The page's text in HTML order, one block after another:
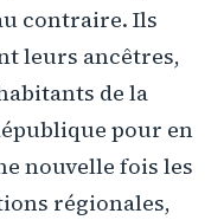
contraire. Ils
leurs ancêtres,
de la
pour en
nouvelle fois les
régionales,